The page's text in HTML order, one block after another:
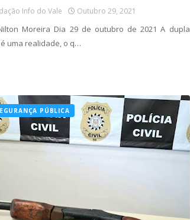
Info do Vale Outubro 29, 2021
Moreira Dia 29 de outubro de 2021 A dupla
uma realidade, o q…
PÚBLICA